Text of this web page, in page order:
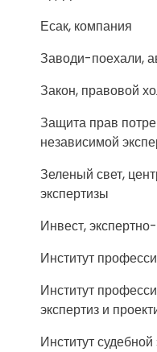
Есак, компания
Заводи-поехали,
Закон, правовой
Защита прав
независимой
Зеленый свет,
экспертизы
Инвест,
Институт
Институт
экспертиз и
Институт